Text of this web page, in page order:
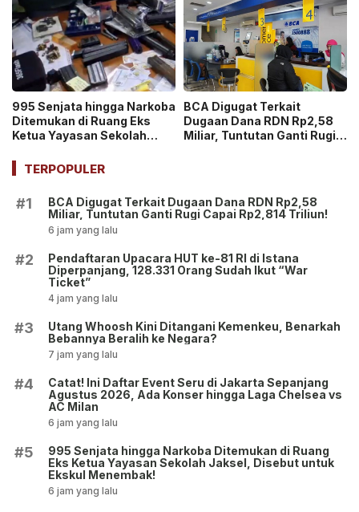
995 Senjata hingga Narkoba
Ditemukan di Ruang Eks
Ketua Yayasan Sekolah
Ekskul Menembak!
BCA Digugat Terkait
Dugaan Dana RDN Rp2,58
Miliar, Tuntutan Ganti Rugi
TERPOPULER
#1
BCA Digugat Terkait Dugaan Dana RDN Rp2,58
Miliar, Tuntutan Ganti Rugi Capai Rp2,814 Triliun!
6 jam yang lalu
#2
Pendaftaran Upacara HUT ke-81 RI di Istana
Diperpanjang, 128.331 Orang Sudah Ikut “War
Ticket”
4 jam yang lalu
#3
Utang Whoosh Kini Ditangani Kemenkeu, Benarkah
Bebannya Beralih ke Negara?
7 jam yang lalu
#4
Catat! Ini Daftar Event Seru di Jakarta Sepanjang
Agustus 2026, Ada Konser hingga Laga Chelsea vs
AC Milan
6 jam yang lalu
#5
995 Senjata hingga Narkoba Ditemukan di Ruang
Eks Ketua Yayasan Sekolah Jaksel, Disebut untuk
Ekskul Menembak!
6 jam yang lalu